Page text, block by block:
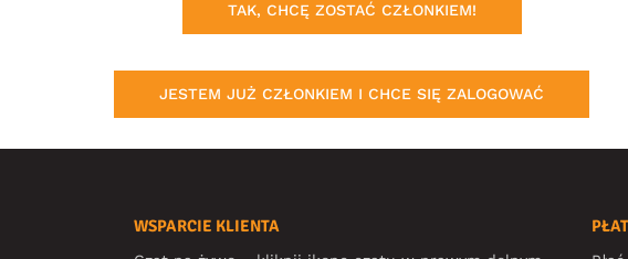
TAK, CHCĘ ZOSTAĆ CZŁONKIEM!
JESTEM JUŻ CZŁONKIEM I CHCE SIĘ ZALOGOWAĆ
WSPARCIE KLIENTA